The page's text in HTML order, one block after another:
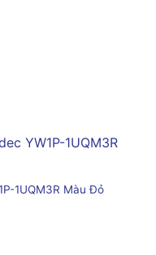
1UQM3R Màu Đỏ